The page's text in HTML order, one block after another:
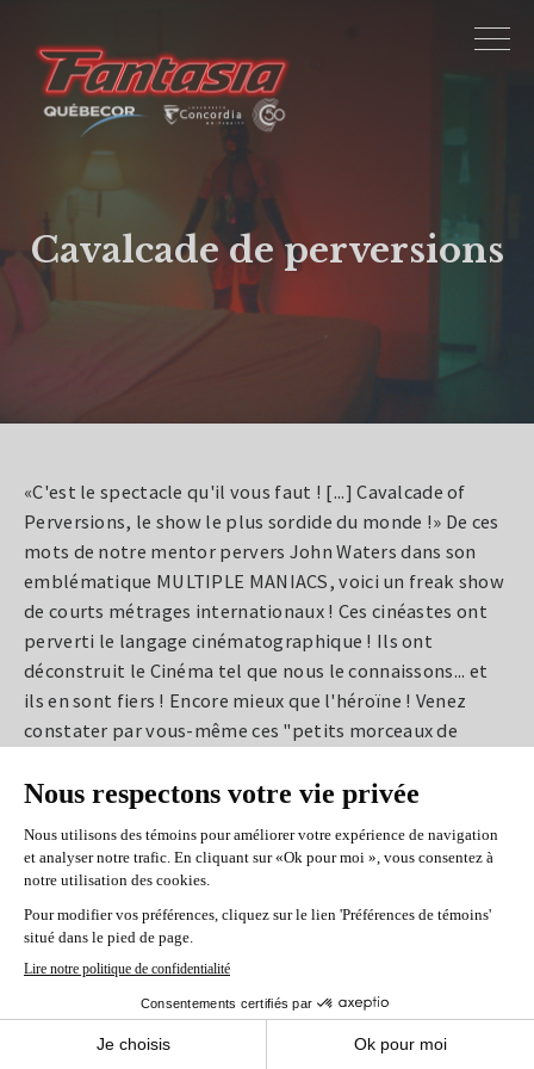
Cavalcade de perversions
«C'est le spectacle qu'il vous faut ! [...] Cavalcade of
Perversions, le show le plus sordide du monde !» De ces
mots de notre mentor pervers John Waters dans son
emblématique MULTIPLE MANIACS, voici un freak show
de courts métrages internationaux ! Ces cinéastes ont
perverti le langage cinématographique ! Ils ont
déconstruit le Cinéma tel que nous le connaissons... et
ils en sont fiers ! Encore mieux que l'héroïne ! Venez
constater par vous-même ces "petits morceaux de
comprendra trois blocs démentiels, chacun avec ses
exclamer « Je les aime tous tellement que je pourrais en
chier! ».